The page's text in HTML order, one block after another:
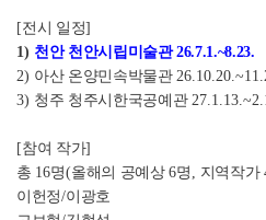
[전시 일정]
1) 천안 천안시립미술관26.7.1.~8.23.
2) 아산 온양민속박물관
3) 청주 청주시한국공예관
[참여 작가]
총 16명(올해의 공예상6명 지역작가
이헌정/이광호